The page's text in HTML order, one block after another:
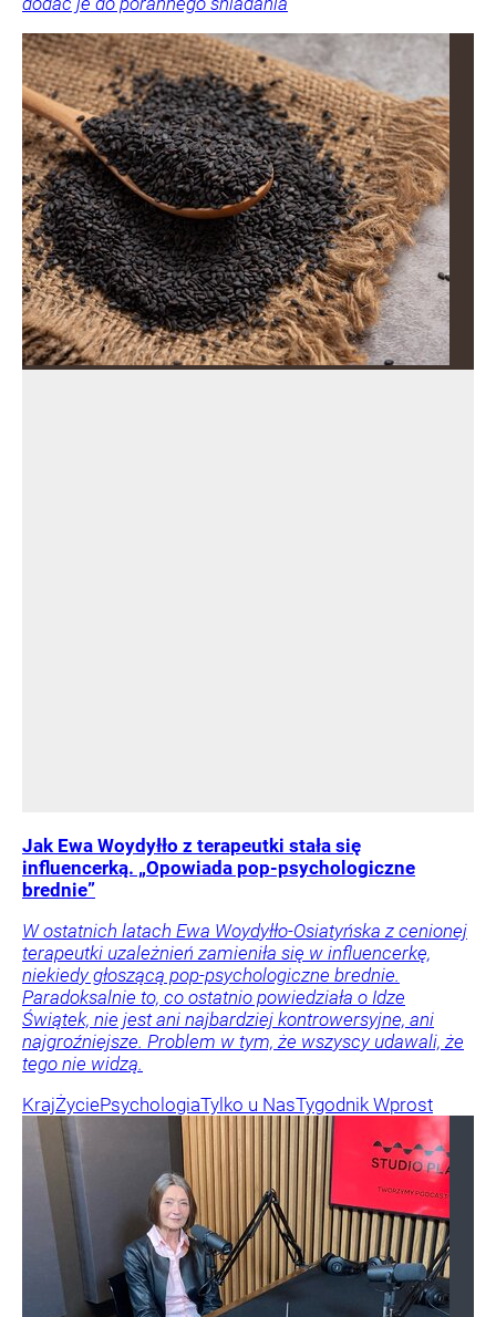
Jak Ewa Woydyłło z terapeutki stała się
influencerką. „Opowiada pop-psychologiczne
brednie”
W ostatnich latach Ewa Woydyłło-Osiatyńska z cenionej
terapeutki uzależnień zamieniła się w influencerkę,
niekiedy głoszącą pop-psychologiczne brednie.
Paradoksalnie to, co ostatnio powiedziała o Idze
Świątek, nie jest ani najbardziej kontrowersyjne, ani
najgroźniejsze. Problem w tym, że wszyscy udawali, że
tego nie widzą.
KrajŻyciePsychologiaTylko u NasTygodnik Wprost